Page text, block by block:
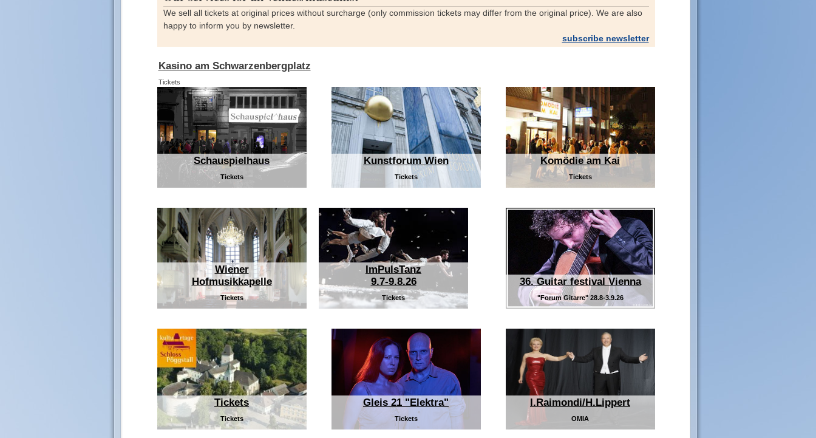
We sell all tickets at original prices without surcharge (only commission tickets may differ from the original price). We are also
happy to inform you by newsletter.
subscribe newsletter
Kasino am Schwarzenbergplatz
Tickets
Schauspielhaus
Tickets
Kunstforum Wien
Tickets
Komödie am Kai
Tickets
Wiener
Hofmusikkapelle
Tickets
ImPulsTanz
9.7-9.8.26
Tickets
36. Guitar festival Vienna
"Forum Gitarre" 28.8-3.9.26
Tickets
Tickets
Gleis 21 "Elektra"
Tickets
I.Raimondi/H.Lippert
OMIA